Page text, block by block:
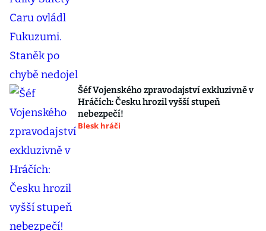
Šéf Vojenského zpravodajství exkluzivně v
Hráčích: Česku hrozil vyšší stupeň
nebezpečí!
Blesk hráči